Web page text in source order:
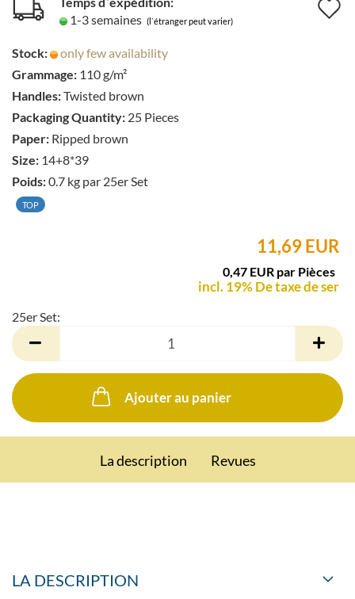
1-3 semaines (l`étranger peut varier)
Stock:
only few availability
Grammage: 110 g/m²
Handles:Twisted brown
Packaging Quantity: 25 Pieces
Paper: Ripped brown
Size: 14+8*39
Poids:0.7 kg par 25er Set
TOP
11,69 EUR
0,47 EUR par Pièces
incl. 19% De taxe de ser
25er Set:
25er
Set
Ajouter au panier
La description Revues
LA DESCRIPTION